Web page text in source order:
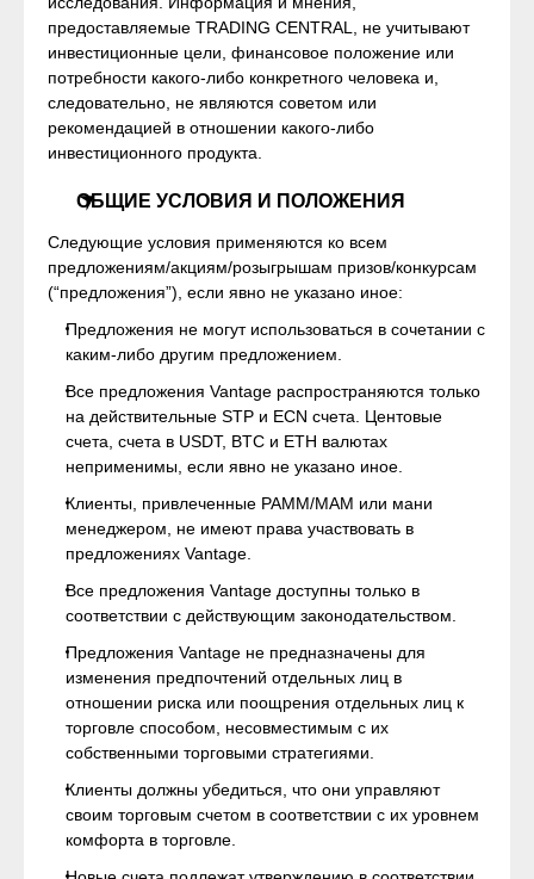
предоставляемые TRADING CENTRAL, не учитывают
инвестиционные цели, финансовое положение или
потребности какого-либо конкретного человека и,
следовательно, не являются советом или
рекомендацией в отношении какого-либо
инвестиционного продукта.
ОБЩИЕ УСЛОВИЯ И ПОЛОЖЕНИЯ
Следующие условия применяются ко всем
предложениям/акциям/розыгрышам призов/конкурсам
(“предложения”), если явно не указано иное:
Предложения не могут использоваться в сочетании с
каким-либо другим предложением.
Все предложения Vantage распространяются только
на действительные STP и ECN счета. Центовые
счета, счета в USDT, BTC и ETH валютах
неприменимы, если явно не указано иное.
Клиенты, привлеченные PAMM/MAM или мани
менеджером, не имеют права участвовать в
предложениях Vantage.
Все предложения Vantage доступны только в
соответствии с действующим законодательством.
Предложения Vantage не предназначены для
изменения предпочтений отдельных лиц в
отношении риска или поощрения отдельных лиц к
торговле способом, несовместимым с их
собственными торговыми стратегиями.
Клиенты должны убедиться, что они управляют
своим торговым счетом в соответствии с их уровнем
комфорта в торговле.